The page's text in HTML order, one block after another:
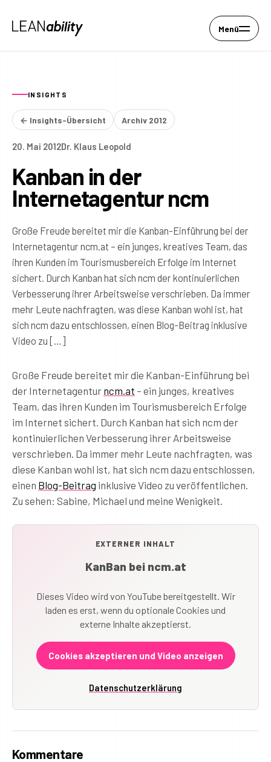
Menü
INSIGHTS
← Insights-Übersicht Archiv 2012
20. Mai 2012Dr. Klaus Leopold
Kanban in der
Internetagentur ncm
Große Freude bereitet mir die Kanban-Einführung bei der
Internetagentur ncm.at – ein junges, kreatives Team, das
ihren Kunden im Tourismusbereich Erfolge im Internet
sichert. Durch Kanban hat sich ncm der kontinuierlichen
Verbesserung ihrer Arbeitsweise verschrieben. Da immer
mehr Leute nachfragten, was diese Kanban wohl ist, hat
sich ncm dazu entschlossen, einen Blog-Beitrag inklusive
Video zu […]
Große Freude bereitet mir die Kanban-Einführung bei
der Internetagentur ncm.at – ein junges, kreatives
Team, das ihren Kunden im Tourismusbereich Erfolge
im Internet sichert. Durch Kanban hat sich ncm der
kontinuierlichen Verbesserung ihrer Arbeitsweise
verschrieben. Da immer mehr Leute nachfragten, was
diese Kanban wohl ist, hat sich ncm dazu entschlossen,
einen Blog-Beitrag inklusive Video zu veröffentlichen.
Zu sehen: Sabine, Michael und meine Wenigkeit.
EXTERNER INHALT
KanBan bei ncm.at
Dieses Video wird von YouTube bereitgestellt. Wir
laden es erst, wenn du optionale Cookies und
externe Inhalte akzeptierst.
Cookies akzeptieren und Video anzeigen
Datenschutzerklärung
Kommentare